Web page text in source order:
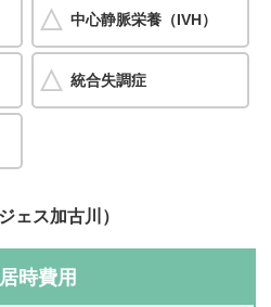
中心静脈栄養（IVH）
統合失調症
ェス加古川）
時費用